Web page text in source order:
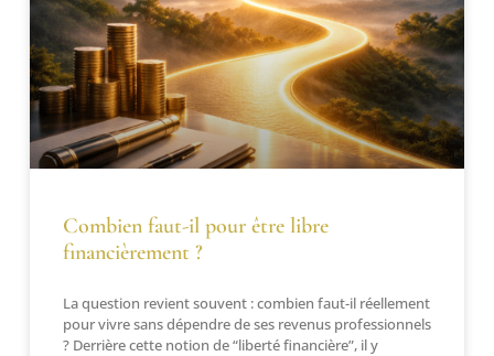
Combien faut-il pour être libre
financièrement ?
La question revient souvent : combien faut-il réellement
pour vivre sans dépendre de ses revenus professionnels
? Derrière cette notion de “liberté financière”, il y